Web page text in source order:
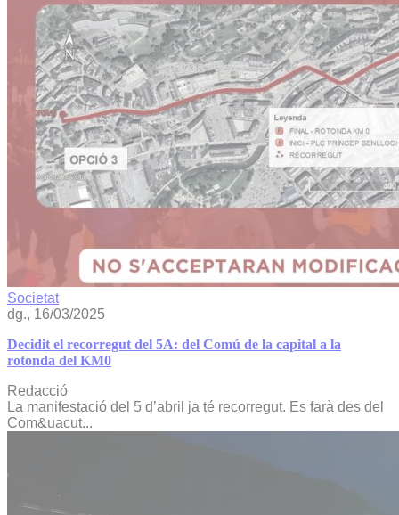
Societat
dg., 16/03/2025
Decidit el recorregut del 5A: del Comú de la capital a la
rotonda del KM0
Redacció
La manifestació del 5 d’abril ja té recorregut. Es farà des del
Com&uacut...